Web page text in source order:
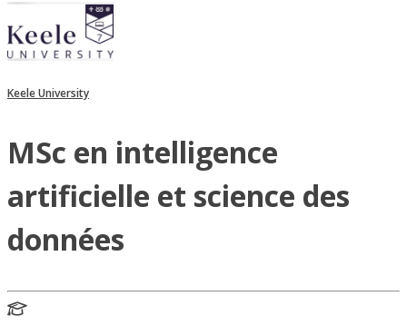
Keele University
MSc en intelligence
artificielle et science des
données